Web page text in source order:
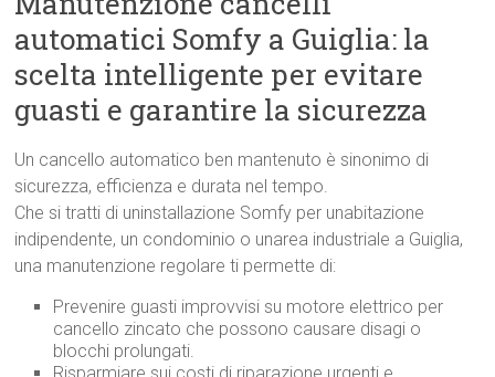
automatici Somfy a Guiglia: la
scelta intelligente per evitare
guasti e garantire la sicurezza
Un cancello automatico ben mantenuto è sinonimo di
sicurezza, efficienza e durata nel tempo.
Che si tratti di uninstallazione Somfy per unabitazione
indipendente, un condominio o unarea industriale a Guiglia,
una manutenzione regolare ti permette di:
Prevenire guasti improvvisi su motore elettrico per
cancello zincato che possono causare disagi o
blocchi prolungati.